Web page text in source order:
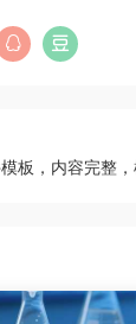
板，内容完整